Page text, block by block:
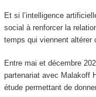
Et si l’intelligence
social à renforcer la
temps qui viennent altérer
Entre mai et décembre
partenariat avec Malakoff
étude permettant de